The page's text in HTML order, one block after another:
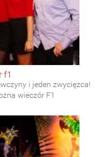
f1
i jeden zwycięzca!
wieczór F1